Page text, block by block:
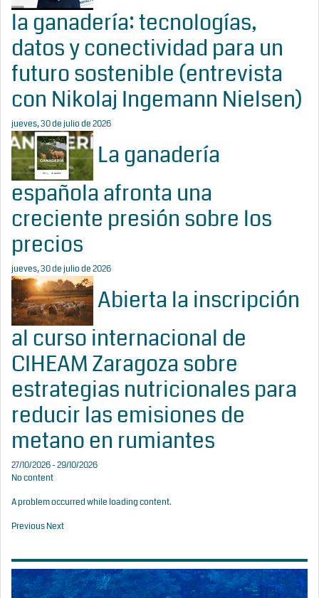
la ganadería: tecnologías,
datos y conectividad para un
futuro sostenible (entrevista
con Nikolaj Ingemann Nielsen)
jueves, 30 de julio de 2026
La ganadería
española afronta una
creciente presión sobre los
precios
jueves, 30 de julio de 2026
Abierta la inscripción
al curso internacional de
CIHEAM Zaragoza sobre
estrategias nutricionales para
reducir las emisiones de
metano en rumiantes
27/10/2026 - 29/10/2026
No content
A problem occurred while loading content.
PreviousNext